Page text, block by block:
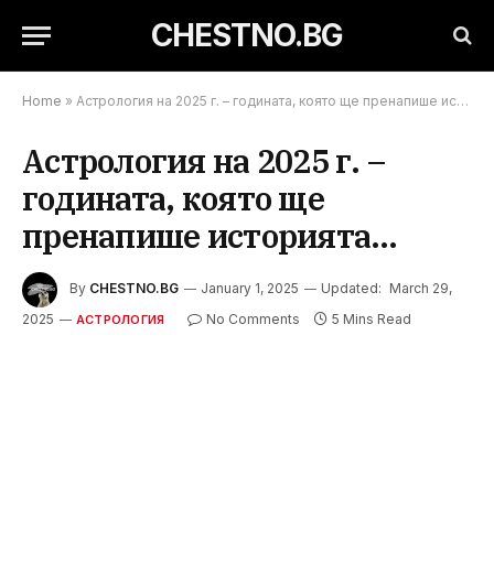
CHESTNO.BG
Home » Астрология на 2025 г. – годината, която ще пренапише историята…
Астрология на 2025 г. –
годината, която ще
пренапише историята…
By CHESTNO.BG January 1, 2025 Updated: March 29,
2025
АСТРОЛОГИЯ No Comments 5 Mins Read